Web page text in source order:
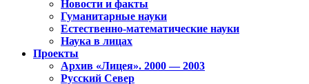
Новости и факты
Гуманитарные науки
Естественно-математические науки
Наука в лицах
Проекты
Архив «Лицея». 2000 — 2003
Русский Север